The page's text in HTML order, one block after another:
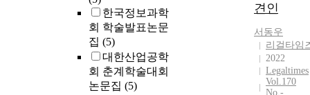
한국정보과학
회 학술발표논문
집 (5)
대한산업공학
회 춘계학술대회
논문집 (5)
견인
서동우
리걸타임
2022
Legaltimes
Vol.170
No.-